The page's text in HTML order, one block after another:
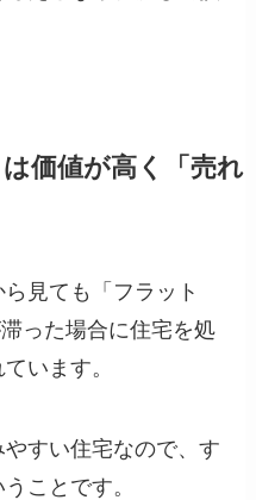
価値が高く「売れ
見ても「フラット
った場合に住宅を処
います。
すい住宅なので、す
ことです。